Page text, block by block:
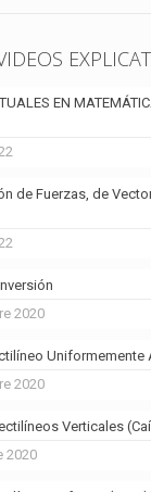
EN
de Fuerzas, de
2020
Uniformemente
2020
Verticales
2020